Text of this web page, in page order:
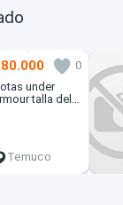
0
under
talla del
Temuco